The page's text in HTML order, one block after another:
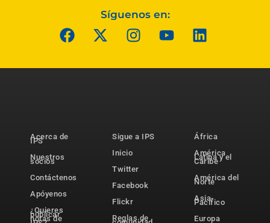
Síguenos en:
Acerca de
IPS
Nuestros
socios
Contáctenos
Apóyenos
¿Quieres
publicar
notas de
Sigue a IPS
Inicio
Twitter
Facebook
Flickr
Reglas de
África
América
Latina y el
Caribe
América del
Norte
Asia-
Pacífico
Europa